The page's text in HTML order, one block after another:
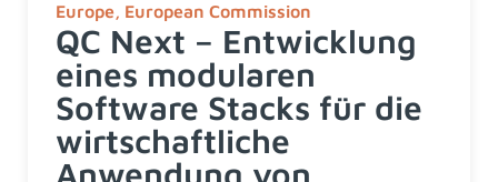
Europe, European Commission
QC Next – Entwicklung
eines modularen
Software Stacks für die
wirtschaftliche
Anwendung von